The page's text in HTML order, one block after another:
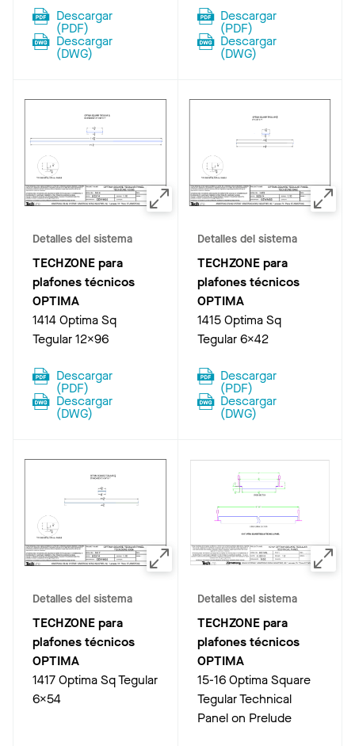
Descargar
(PDF)
Descargar
(DWG)
Descargar
(PDF)
Descargar
(DWG)
Detalles del sistema
TECHZONE para
plafones técnicos
OPTIMA
1414 Optima Sq
Tegular 12X96
Descargar
(PDF)
Descargar
(DWG)
Detalles del sistema
TECHZONE para
plafones técnicos
OPTIMA
1415 Optima Sq
Tegular 6X42
Descargar
(PDF)
Descargar
(DWG)
Detalles del sistema
TECHZONE para
plafones técnicos
OPTIMA
1417 Optima Sq Tegular
6X54
Detalles del sistema
TECHZONE para
plafones técnicos
OPTIMA
15-16 Optima Square
Tegular Technical
Panel on Prelude